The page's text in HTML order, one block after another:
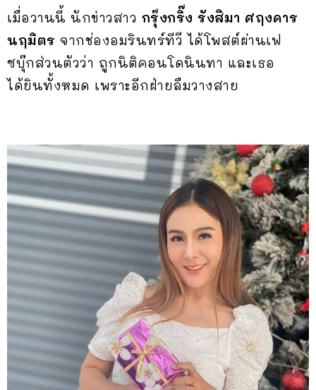
เมื่อวานนี้ นักข่าวสาว กรุ๊งกริ๊ง รังสิมา ศฤงคาร
นฤมิตร จากช่องอมรินทร์ทีวี ได้โพสต์ผ่านเฟ
ซบุ๊กส่วนตัวว่า ถูกนิติคอนโดนินทา และเธอ
ได้ยินทั้งหมด เพราะอีกฝ่ายลืมวางสาย